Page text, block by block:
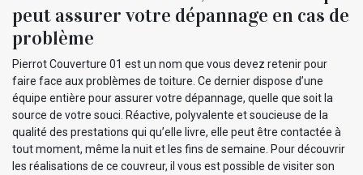
peut assurer votre dépannage en cas de
problème
Pierrot Couverture 01 est un nom que vous devez retenir pour
faire face aux problèmes de toiture. Ce dernier dispose d’une
équipe entière pour assurer votre dépannage, quelle que soit la
source de votre souci. Réactive, polyvalente et soucieuse de la
qualité des prestations qui qu’elle livre, elle peut être contactée à
tout moment, même la nuit et les fins de semaine. Pour découvrir
les réalisations de ce couvreur, il vous est possible de visiter son